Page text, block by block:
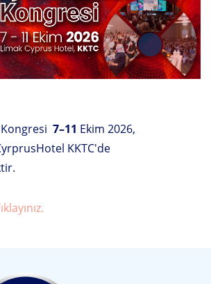
Kongresi 7–11 Ekim 2026,
KKTC'de